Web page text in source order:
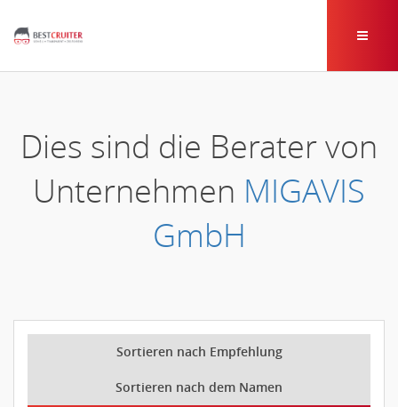
Dies sind die Berater von
Unternehmen MIGAVIS
GmbH
Sortieren nach Empfehlung
Sortieren nach dem Namen